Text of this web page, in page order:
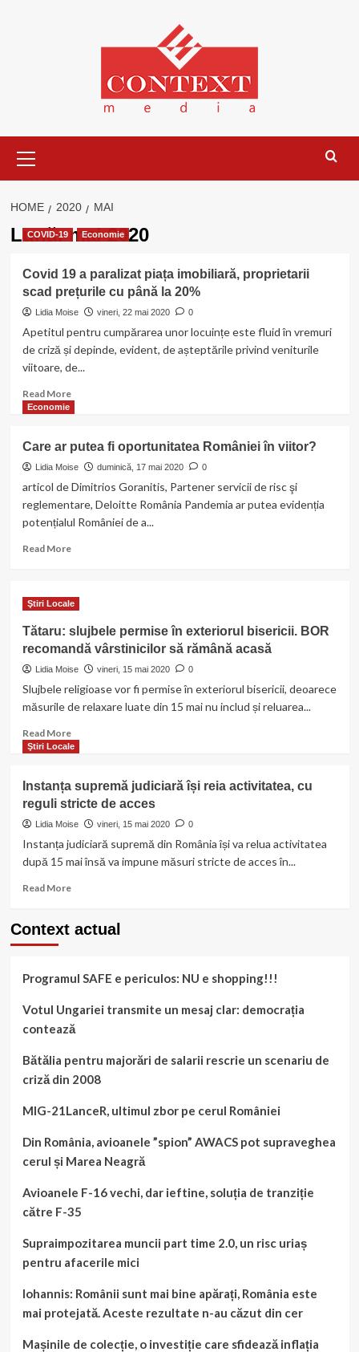
Menu
HOME 2020 MAI
Lună:mai 2020
COVID-19 Economie
Covid 19 a paralizat piața imobiliară, proprietarii
scad prețurile cu până la 20%
Lidia Moise vineri, 22 mai 2020 0
Apetitul pentru cumpărarea unor locuințe este fluid în vremuri
de criză și depinde, evident, de așteptările privind veniturile
viitoare, de...
Read MoreRead
19
a
paralizat
imobiliară,
proprietarii
la
Economie
Care ar putea fi oportunitatea României în viitor?
Lidia Moise duminică, 17 mai 2020 0
articol de Dimitrios Goranitis, Partener servicii de risc şi
reglementare, Deloitte România Pandemia ar putea evidenția
potențialul României de a...
Read MoreRead
ar
fi
oportunitatea
României
în
viitor?
Ştiri Locale
Tătaru: slujbele permise în exteriorul bisericii. BOR
recomandă vârstinicilor să rămână acasă
Lidia Moise vineri, 15 mai 2020 0
Slujbele religioase vor fi permise în exteriorul bisericii, deoarece
măsurile de relaxare luate din 15 mai nu includ și reluarea...
Read MoreRead
more
slujbele
permise
în
exteriorul
BOR
rămână
Ştiri Locale
Instanța supremă judiciară își reia activitatea, cu
reguli stricte de acces
Lidia Moise vineri, 15 mai 2020 0
Instanța judiciară supremă din România își va relua activitatea
după 15 mai însă va impune măsuri stricte de acces în...
Read MoreRead
Instanța
își
activitatea,
cu
stricte
de
acces
Context actual
Programul SAFE e periculos: NU e shopping!!!
Votul Ungariei transmite un mesaj clar: democrația
contează
Bătălia pentru majorări de salarii rescrie un scenariu de
criză din 2008
MIG-21LanceR, ultimul zbor pe cerul României
Din România, avioanele ”spion” AWACS pot supraveghea
cerul și Marea Neagră
Avioanele F-16 vechi, dar ieftine, soluția de tranziție
către F-35
Supraimpozitarea muncii part time 2.0, un risc uriaș
pentru afacerile mici
Iohannis: Românii sunt mai bine apărați, România este
mai protejată. Aceste rezultate n-au căzut din cer
Mașinile de colecție, o investiție care sfidează inflația